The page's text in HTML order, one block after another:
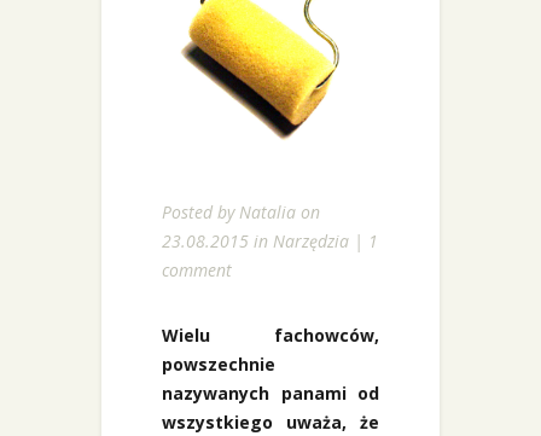
Posted byNatalia on
23.08.2015 in Narzędzia | 1
comment
Wielu fachowców,
powszechnie
nazywanych panami od
wszystkiego uważa, że